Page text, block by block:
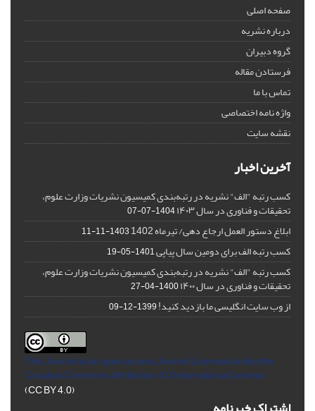
صفحه اصلی
درباره نشریه
گروه دبیران
فرستادن مقاله
تماس با ما
واژه نامه اختصاصی
نقشه سایت
آخرین اخبار
کسب رتبه "الف" نشریه در رتبه‌بندی کمیسیون نشریات وزارت علوم،
تحقیقات و فناوری در سال ۱۴۰۳ 1404-07-07
ابلاغ دستور العمل ارجاع دهی/ تیرماه 1402 1403-11-11
کسب رتبه الف برای دومین سال پیاپی1401-05-19
کسب رتبه "الف" نشریه در رتبه‌بندی کمیسیون نشریات وزارت علوم،
تحقیقات و فناوری در سال ۱۴۰۰ 1400-04-27
از وب سایت انگلیسی ما بازدید کنید!1399-12-09
This Journal is an open access Journal Licensedunder the
Creative Commons Attribution 4.0 International License
(CC BY 4.0)